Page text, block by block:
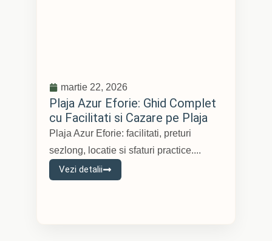
martie 22, 2026
Plaja Azur Eforie: Ghid Complet
cu Facilitati si Cazare pe Plaja
Plaja Azur Eforie: facilitati, preturi
sezlong, locatie si sfaturi practice....
Vezi detalii